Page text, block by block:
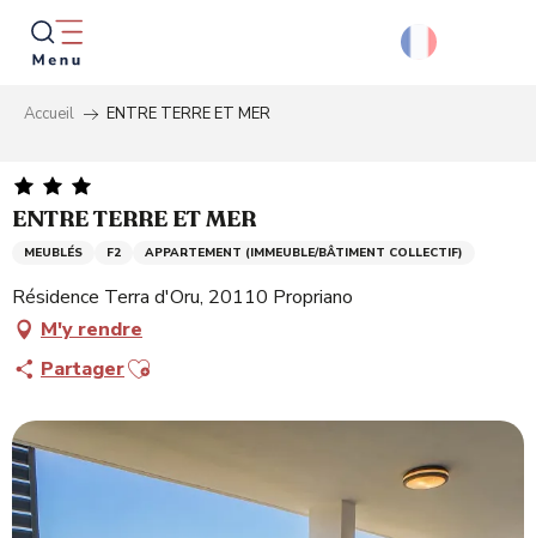
Aller
contenu
principal
Accueil ENTRE TERRE ET MER
ENTRE TERRE ET MER
MEUBLÉS F2 APPARTEMENT (IMMEUBLE/BÂTIMENT COLLECTIF)
Résidence Terra d'Oru, 20110 Propriano
M'y rendre
PartagerAjouter aux favoris